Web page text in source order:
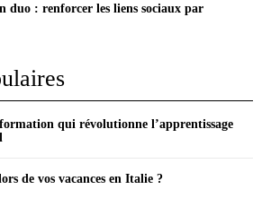
duo : renforcer les liens sociaux par
qui révolutionne l’apprentissage
de vos vacances en Italie ?